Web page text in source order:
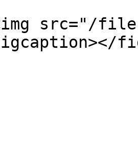
src="/files/